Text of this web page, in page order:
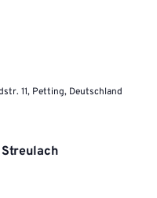
11, Petting, Deutschland